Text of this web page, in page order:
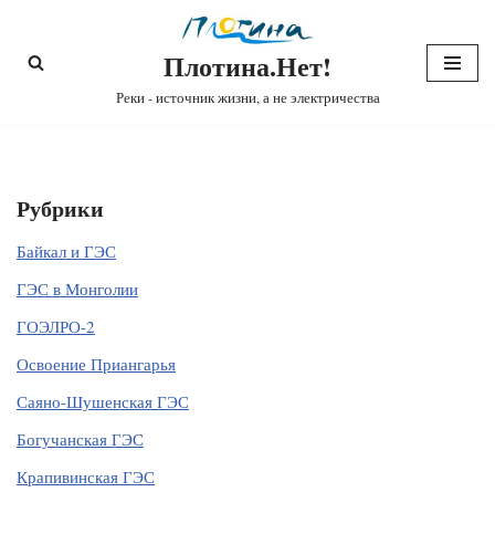
Перейти
Плотина.Нет!
Реки - источник жизни, а не электричества
Рубрики
Байкал и ГЭС
ГЭС в Монголии
ГОЭЛРО-2
Освоение Приангарья
Саяно-Шушенская ГЭС
Богучанская ГЭС
Крапивинская ГЭС